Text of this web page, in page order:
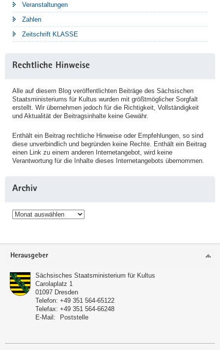
Veranstaltungen
Zahlen
Zeitschrift KLASSE
Rechtliche Hinweise
Alle auf diesem Blog veröffentlichten Beiträge des Sächsischen
Staatsministeriums für Kultus wurden mit größtmöglicher Sorgfalt
erstellt. Wir übernehmen jedoch für die Richtigkeit, Vollständigkeit
und Aktualität der Beitragsinhalte keine Gewähr.
Enthält ein Beitrag rechtliche Hinweise oder Empfehlungen, so sind
diese unverbindlich und begründen keine Rechte. Enthält ein Beitrag
einen Link zu einem anderen Internetangebot, wird keine
Verantwortung für die Inhalte dieses Internetangebots übernommen.
Archiv
Archiv
Service
Herausgeber
Sächsisches Staatsministerium für Kultus
Carolaplatz 1
01097 Dresden
Telefon: +49 351 564-65122
Telefax: +49 351 564-66248
E-Mail:
Poststelle